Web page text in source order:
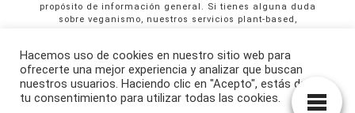
propósito de información general. Si tienes alguna duda
sobre veganismo, nuestros servicios plant-based,
© Copyright 2026 · culturavegana.com · Online since
25/09/2014
Hacemos uso de cookies en nuestro sitio web para
ofrecerte una mejor experiencia y analizar que buscan
nuestros usuarios. Haciendo clic en "Acepto", estás dando
tu consentimiento para utilizar todas las cookies.